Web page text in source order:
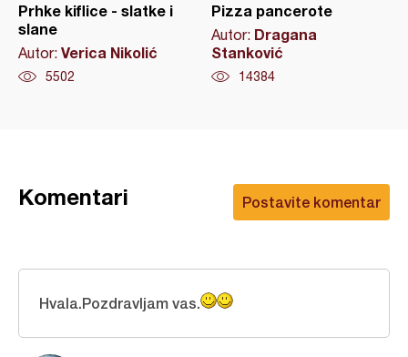
Prhke kiflice - slatke i
slane
Autor: Verica Nikolić
5502
Pizza pancerote
Autor: Dragana
Stanković
14384
Postavite komentar
Komentari
Hvala.Pozdravljam vas.